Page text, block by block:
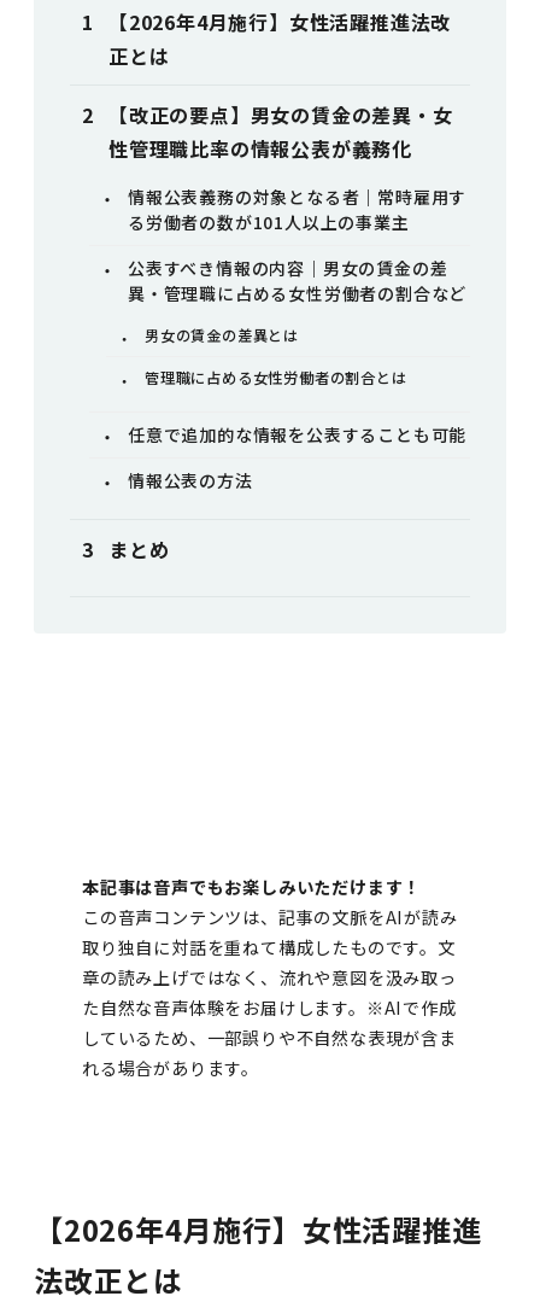
【2026年4月施行】女性活躍推進法改
正とは
【改正の要点】男女の賃金の差異・女
性管理職比率の情報公表が義務化
情報公表義務の対象となる者｜常時雇用す
る労働者の数が101人以上の事業主
公表すべき情報の内容｜男女の賃金の差
異・管理職に占める女性労働者の割合など
男女の賃金の差異とは
管理職に占める女性労働者の割合とは
任意で追加的な情報を公表することも可能
情報公表の方法
まとめ
本記事は音声でもお楽しみいただけます！
この音声コンテンツは、記事の文脈をAIが読み
取り独自に対話を重ねて構成したものです。文
章の読み上げではなく、流れや意図を汲み取っ
た自然な音声体験をお届けします。※AIで作成
しているため、一部誤りや不自然な表現が含ま
れる場合があります。
【2026年4月施行】女性活躍推進
法改正とは